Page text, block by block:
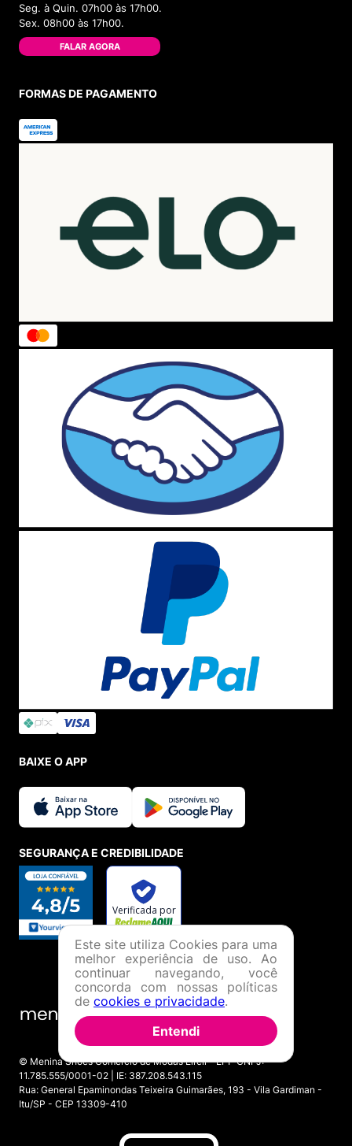
Seg. à Quin. 07h00 às 17h00.
Sex. 08h00 às 17h00.
FALAR AGORA
FORMAS DE PAGAMENTO
BAIXE O APP
SEGURANÇA E CREDIBILIDADE
© Menina Shoes Comércio de Modas Eireli - EPP CNPJ:
11.785.555/0001-02 | IE: 387.208.543.115
Rua: General Epaminondas Teixeira Guimarães, 193 - Vila Gardiman -
Itu/SP - CEP 13309-410
Este site utiliza Cookies para uma
melhor experiência de uso. Ao
continuar navegando, você
concorda com nossas políticas
de cookies e privacidade.
Entendi